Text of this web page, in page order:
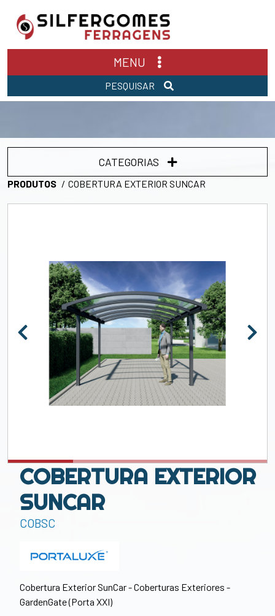
MENU
PESQUISAR
CATEGORIAS
PRODUTOS COBERTURA EXTERIOR SUNCAR
COBERTURA EXTERIOR
SUNCAR
COBSC
Cobertura Exterior SunCar - Coberturas Exteriores -
GardenGate (Porta XXI)